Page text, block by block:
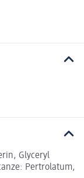
Glyceryl
Pertrolatum,